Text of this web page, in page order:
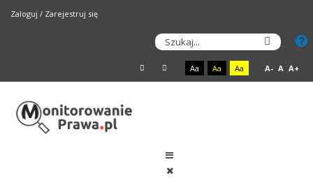
Zaloguj / Zarejestruj się
Aa Aa Aa A- A A+